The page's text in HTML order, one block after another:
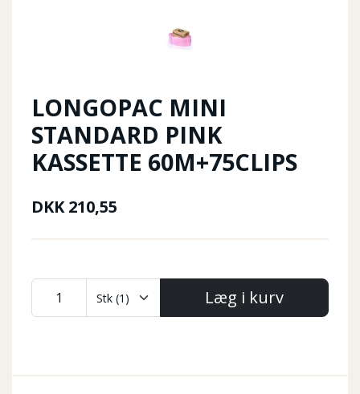
LONGOPAC MINI
STANDARD PINK
KASSETTE 60M+75CLIPS
DKK210,55
Læg i kurv